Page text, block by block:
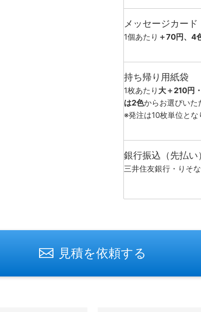
メッセージカード
1個あたり ＋70円、4
持ち帰り用紙袋
1枚あたり 大＋210円
は2色からお選びいた
※発注は10枚単位とな
銀行振込（先払い
三井住友銀行・りそ
見積を依頼する